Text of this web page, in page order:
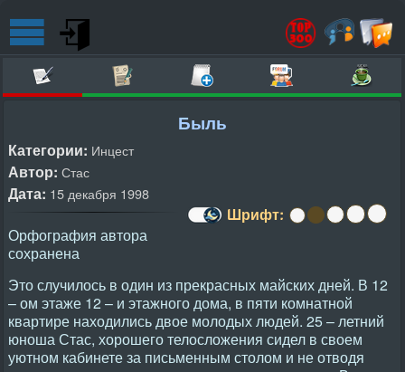
Быль
Категории: Инцест
Автор: Стас
Дата: 15 декабря 1998
Шрифт:
Орфография автора
сохранена
Это случилось в один из прекрасных майских дней. В 12
– ом этаже 12 – и этажного дома, в пяти комнатной
квартире находились двое молодых людей. 25 – летний
юноша Стас, хорошего телосложения сидел в своем
уютном кабинете за письменным столом и не отводя